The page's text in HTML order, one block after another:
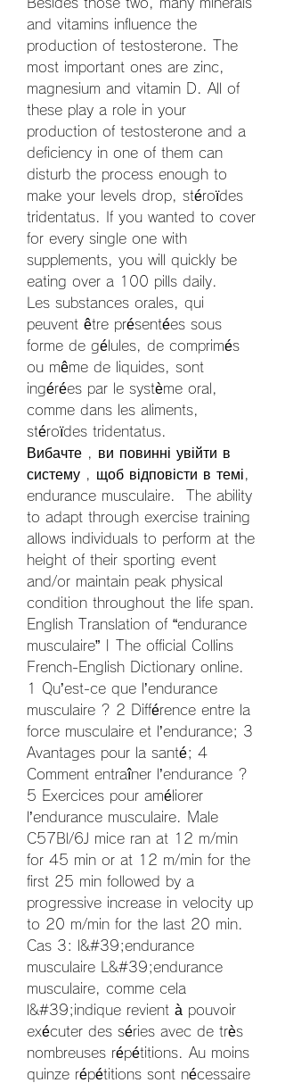
and vitamins influence the
production of testosterone. The
most important ones are zinc,
magnesium and vitamin D. All of
these play a role in your
production of testosterone and a
deficiency in one of them can
disturb the process enough to
make your levels drop, stéroïdes
tridentatus. If you wanted to cover
for every single one with
supplements, you will quickly be
eating over a 100 pills daily.
Les substances orales, qui
peuvent être présentées sous
forme de gélules, de comprimés
ou même de liquides, sont
ingérées par le système oral,
comme dans les aliments,
stéroïdes tridentatus.
Вибачте , ви повинні увійти в
систему , щоб відповісти в темі,
endurance musculaire.  The ability
to adapt through exercise training
allows individuals to perform at the
height of their sporting event
and/or maintain peak physical
condition throughout the life span.
English Translation of “endurance
musculaire” | The official Collins
French-English Dictionary online.
1 Qu’est-ce que l’endurance
musculaire ? 2 Différence entre la
force musculaire et l’endurance; 3
Avantages pour la santé; 4
Comment entraîner l’endurance ?
5 Exercices pour améliorer
l’endurance musculaire. Male
C57Bl/6J mice ran at 12 m/min
for 45 min or at 12 m/min for the
first 25 min followed by a
progressive increase in velocity up
to 20 m/min for the last 20 min.
Cas 3: l&#39;endurance
musculaire L&#39;endurance
musculaire, comme cela
l&#39;indique revient à pouvoir
exécuter des séries avec de très
nombreuses répétitions. Au moins
quinze répétitions sont nécessaire